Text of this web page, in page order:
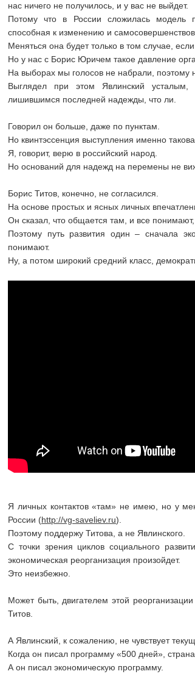
нас ничего не получилось, и у вас не выйдет.
Потому что в России сложилась модель
способная к изменению и
Меняться она будет только в том случае,
Но у нас с Борис Юричем такое давление
На выборах мы голосов не набрали, поэтому
Выглядел при этом Явлинский
лишившимся последней надежды, что ли.
Говорил он больше, даже по пунктам.
Но квинтэссенция выступления именно такова.
Я, говорит, верю в российский народ.
Но оснований для надежд на перемены не
Борис Титов, конечно, не согласился.
На основе простых и ясных личных
Он сказал, что общается там, и все
Поэтому путь развития один – сначала
понимают.
Ну, а потом широкий средний класс,
Я личных контактов «там» не имею, но у
России (http://vg-saveliev.ru).
Поэтому поддержу Титова, а не Явлинского.
С точки зрения циклов социального
экономическая реорганизация произойдет.
Это неизбежно.
Может быть, двигателем этой
Титов.
А Явлинский, к сожалению, не чувствует
Когда он писал программу «500 дней»,
А он писал экономическую программу.